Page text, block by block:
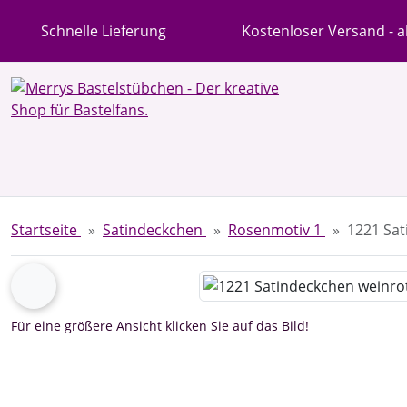
Schnelle Lieferung Kostenloser Versand -
Startseite Satindeckchen Rosenmotiv 1 1221
Wenn mehr als ein Produktbild existiert, können Sie die
zurück
Für eine größere Ansicht klicken Sie auf das Bild!